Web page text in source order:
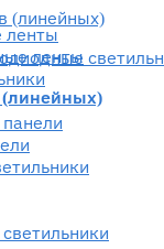
ленты
ленты
(линейных)